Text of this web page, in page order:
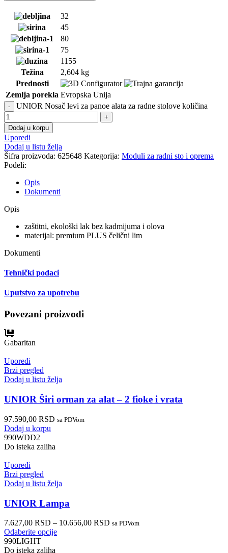
32
45
80
75
1155
Težina
2,604 kg
Prednosti
Zemlja porekla Evropska Unija
UNIOR Nosač levi za panoe alata za radne stolove količina
Dodaj u korpu
Uporedi
Dodaj u listu želja
Šifra proizvoda: 625648 Kategorija: Moduli za radni sto i oprema
Podeli:
Opis
Dokumenti
Opis
zaštitni, ekološki lak bez kadmijuma i olova
materijal: premium PLUS čelični lim
Dokumenti
Tehnički podaci
Uputstvo za upotrebu
Povezani proizvodi
Gabaritan
Uporedi
Brzi pregled
Dodaj u listu želja
UNIOR Širi orman za alat – 2 fioke i vrata
97.590,00 RSD sa PDVom
Dodaj u korpu
990WDD2
Do isteka zaliha
Uporedi
Brzi pregled
Dodaj u listu želja
UNIOR Lampa
7.627,00 RSD – 10.656,00 RSD sa PDVom
Odaberite opcije
990LIGHT
Do isteka zaliha